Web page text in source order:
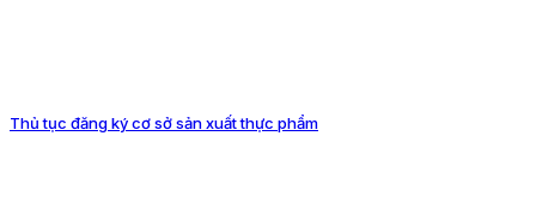
Thủ tục đăng ký cơ sở sản xuất thực phẩm